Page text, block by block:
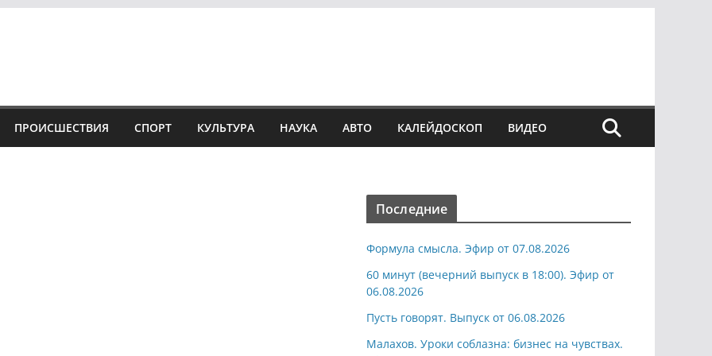
ПРОИСШЕСТВИЯ СПОРТ КУЛЬТУРА НАУКА АВТО КАЛЕЙДОСКОП ВИДЕО
Последние
Формула смысла. Эфир от 07.08.2026
60 минут (вечерний выпуск в 18:00). Эфир от
06.08.2026
Пусть говорят. Выпуск от 06.08.2026
Малахов. Уроки соблазна: бизнес на чувствах.